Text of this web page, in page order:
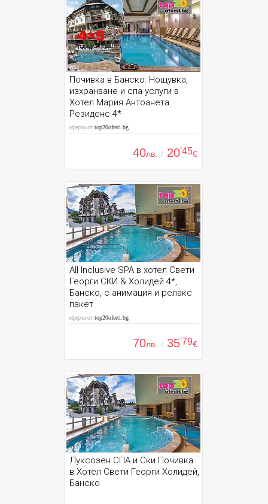
Почивка в Банско: Нощувка,
изхранване и спа услуги в
Хотел Мария Антоанета
Резиденс 4*
оферта отtop20oferti.bg
40лв. / 20'45€
All Inclusive SPA в хотел Свети
Георги СКИ & Холидей 4*,
Банско, с анимация и релакс
пакет
оферта отtop20oferti.bg
70лв. / 35'79€
Луксозен СПА и Ски Почивка
в Хотел Свети Георги Холидей,
Банско